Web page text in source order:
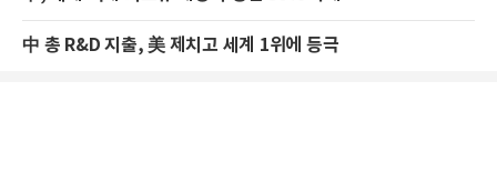
中 총 R&D 지출, 美 제치고 세계 1위에 등극